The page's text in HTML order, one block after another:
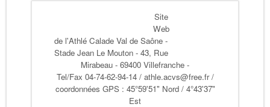
Site
Web
de l'Athlé Calade Val de Saône -
Stade Jean Le Mouton - 43, Rue
Mirabeau - 69400 Villefranche -
Tel/Fax 04-74-62-94-14 / athle.acvs@free.fr /
coordonnées GPS : 45°59'51" Nord / 4°43'37"
Est